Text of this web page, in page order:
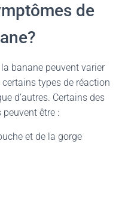
de
banane peuvent varier
certains types de réaction
d’autres. Certains des
être :
et de la gorge